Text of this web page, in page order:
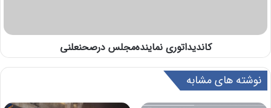
کاندیداتوری نماینده‌‎مجلس درصحن‎علنی
نوشته های مشابه